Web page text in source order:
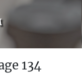
134